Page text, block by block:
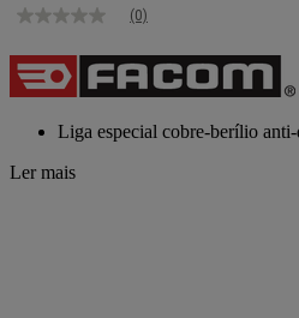
Sem
de
classificação
Link
página.
(0)
Liga especial cobre-berílio
Ler mais